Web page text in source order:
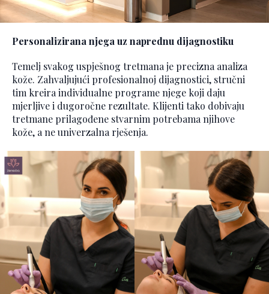
Personalizirana njega uz naprednu dijagnostiku
Temelj svakog uspješnog tretmana je precizna analiza
kože. Zahvaljujući profesionalnoj dijagnostici, stručni
tim kreira individualne programe njege koji daju
mjerljive i dugoročne rezultate. Klijenti tako dobivaju
tretmane prilagođene stvarnim potrebama njihove
kože, a ne univerzalna rješenja.